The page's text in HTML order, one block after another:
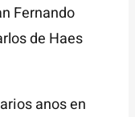
Fernando
de Haes
anos en